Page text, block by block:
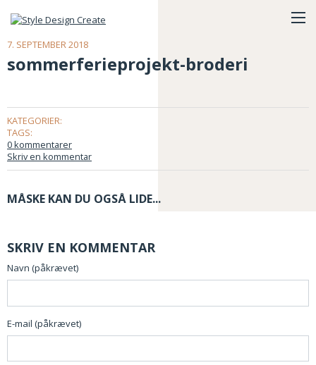
7. SEPTEMBER 2018
sommerferieprojekt-broderi
KATEGORIER:
TAGS:
0 kommentarer
Skriv en kommentar
MÅSKE KAN DU OGSÅ LIDE...
SKRIV EN KOMMENTAR
Navn (påkrævet)
E-mail (påkrævet)